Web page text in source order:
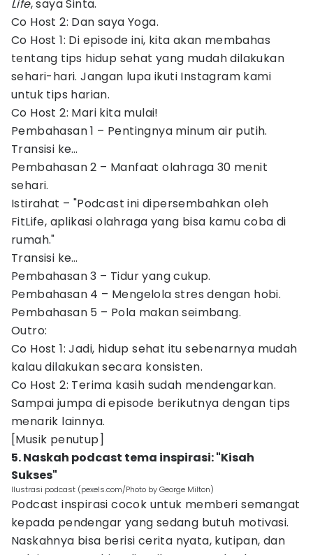
Life, saya Sinta.
Co Host 2: Dan saya Yoga.
Co Host 1: Di episode ini, kita akan membahas
tentang tips hidup sehat yang mudah dilakukan
sehari-hari. Jangan lupa ikuti Instagram kami
untuk tips harian.
Co Host 2: Mari kita mulai!
Pembahasan 1 – Pentingnya minum air putih.
Transisi ke…
Pembahasan 2 – Manfaat olahraga 30 menit
sehari.
Istirahat – "Podcast ini dipersembahkan oleh
FitLife, aplikasi olahraga yang bisa kamu coba di
rumah."
Transisi ke…
Pembahasan 3 – Tidur yang cukup.
Pembahasan 4 – Mengelola stres dengan hobi.
Pembahasan 5 – Pola makan seimbang.
Outro:
Co Host 1: Jadi, hidup sehat itu sebenarnya mudah
kalau dilakukan secara konsisten.
Co Host 2: Terima kasih sudah mendengarkan.
Sampai jumpa di episode berikutnya dengan tips
menarik lainnya.
[Musik penutup]
5. Naskah podcast tema inspirasi: "Kisah
Sukses"
Ilustrasi podcast (pexels.com/Photo by George Milton)
Podcast inspirasi cocok untuk memberi semangat
kepada pendengar yang sedang butuh motivasi.
Naskahnya bisa berisi cerita nyata, kutipan, dan